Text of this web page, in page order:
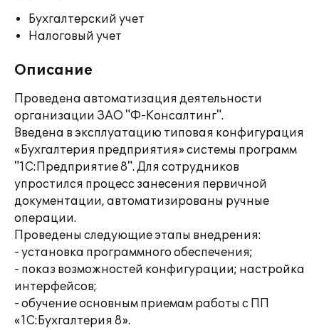
Бухгалтерский учет
Налоговый учет
Описание
Проведена автоматизация деятельности
организации ЗАО "Ф-Консалтинг".
Введена в эксплуатацию типовая конфигурация
«Бухгалтерия предприятия» системы программ
"1С:Предприятие 8". Для сотрудников
упростился процесс занесения первичной
документации, автоматизированы ручные
операции.
Проведены следующие этапы внедрения:
- установка программного обеспечения;
- показ возможностей конфигурации; настройка
интерфейсов;
- обучение основным приемам работы с ПП
«1С:Бухгалтерия 8».